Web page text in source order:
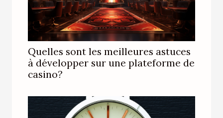
Quelles sont les meilleures astuces
à développer sur une plateforme de
casino?